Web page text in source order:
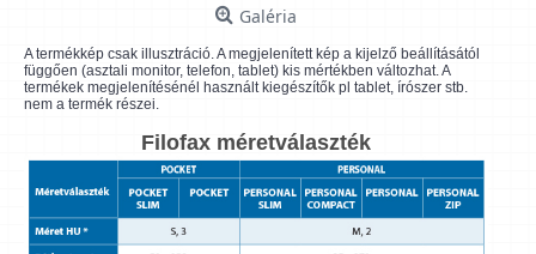
Galéria
A termékkép csak illusztráció. A megjelenített kép a kijelző beállításától
függően (asztali monitor, telefon, tablet) kis mértékben változhat. A
termékek megjelenítésénél használt kiegészítők pl tablet, írószer stb.
nem a termék részei.
Filofax méretválaszték